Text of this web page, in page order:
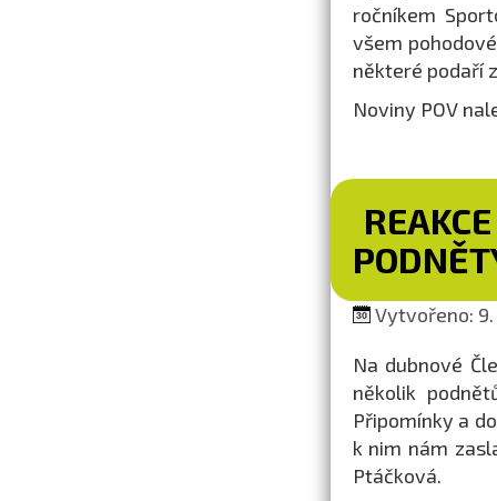
ročníkem
všem
některé podaří
Noviny POV
Vytvořeno: 9.
Na dubnové
několik
Připomínky a
k nim nám
Ptáčková.